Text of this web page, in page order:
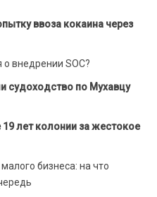
ввоза кокаина через
о внедрении SOC?
судоходство по Мухавцу
лет колонии за жестокое
бизнеса: на что